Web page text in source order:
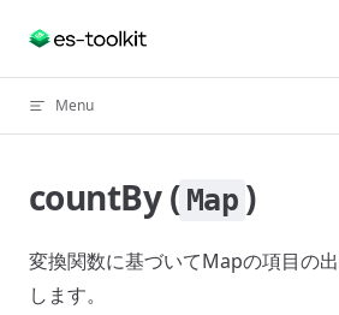
Skip to content
Menu
countBy ( Map )
変換関数に基づいてMapの項目の
します。